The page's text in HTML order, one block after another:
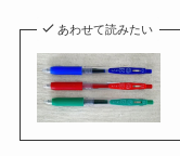
あわせて読みたい